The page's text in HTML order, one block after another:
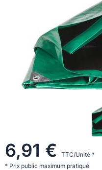
6,91 €
TTC/Unité *
* Prix public maximum pratiqué